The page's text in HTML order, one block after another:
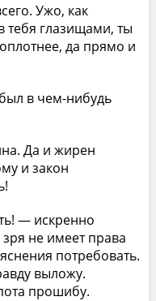
Ужо, как
тебя глазищами, ты
да прямо и
в чем-нибудь
Да и жирен
и закон
— искренно
не имеет права
потребовать.
выложу.
прошибу.